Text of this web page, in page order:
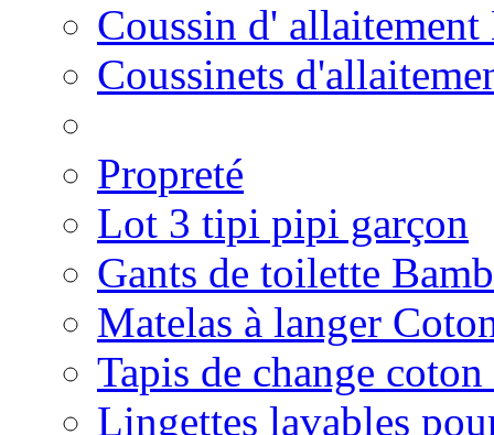
Coussin d'
Coussinets
Propreté
Lot 3 tipi pipi garçon
Gants de toilette
Matelas à langer
Tapis de change
Lingettes lavables